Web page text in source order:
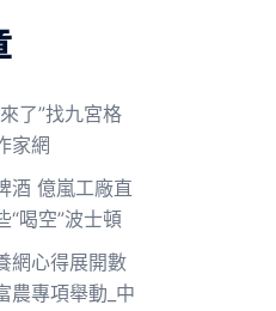
了”找九宮格
家網
酒 億嵐工廠直
“喝空”波士頓
網心得展開數
農專項舉動_中